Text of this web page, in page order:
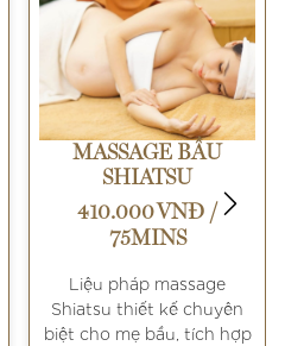
MASSAGE BẦU
SHIATSU
410.000 VNĐ /
75MINS
Liệu pháp massage
Shiatsu thiết kế chuyên
biệt cho mẹ bầu, tích hợp